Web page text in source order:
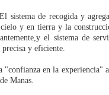
sistema de recogida y
y en tierra y la
el sistema de
y eficiente.
"confianza en la experiencia"
Manas.